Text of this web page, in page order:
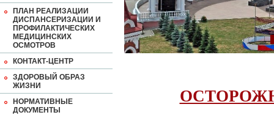
ПЛАН РЕАЛИЗАЦИИ
ДИСПАНСЕРИЗАЦИИ И
ПРОФИЛАКТИЧЕСКИХ
МЕДИЦИНСКИХ
ОСМОТРОВ
КОНТАКТ-ЦЕНТР
ЗДОРОВЫЙ ОБРАЗ
ЖИЗНИ
НОРМАТИВНЫЕ
ДОКУМЕНТЫ